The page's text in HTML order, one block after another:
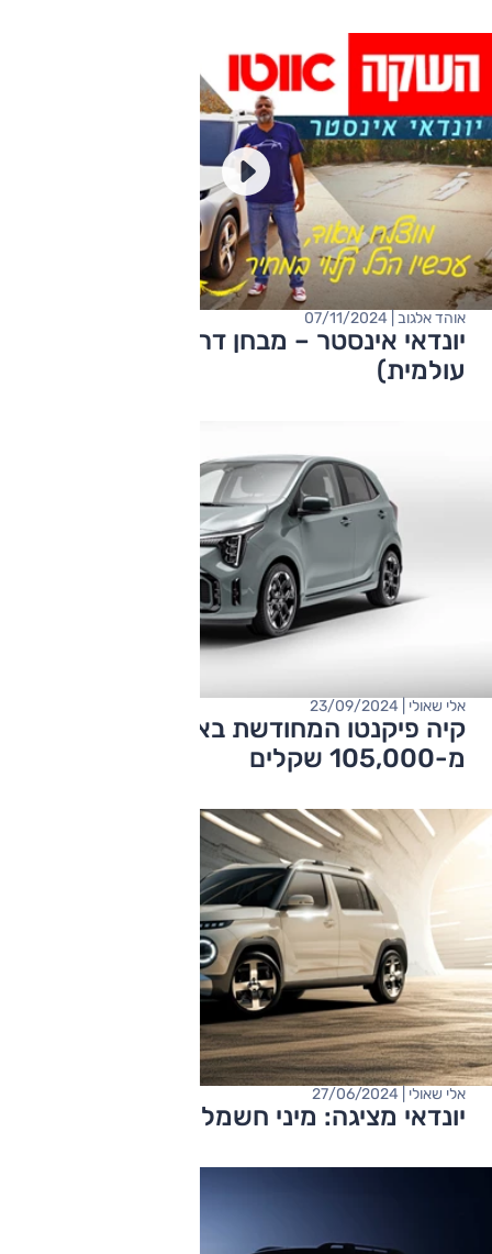
יונדאי אינסטר – מבחן דרכים (השקה
עולמית)
אוהד אלגוב | 07/11/2024
קיה פיקנטו המחודשת בארץ – המחיר החל
מ-105,000 שקלים
אלי שאולי | 23/09/2024
יונדאי מציגה: מיני חשמלית
אלי שאולי | 27/06/2024